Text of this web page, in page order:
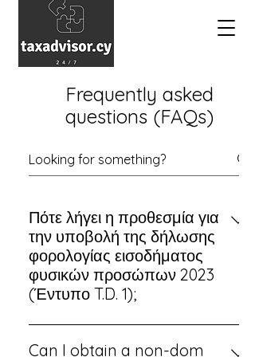
Frequently asked
questions (FAQs)
Πότε λήγει η προθεσμία για
την υποβολή της δήλωσης
φορολογίας εισοδήματος
φυσικών προσώπων 2023
(Έντυπο T.D. 1);
Η προθεσμία υποβολής αιτήσεων
παρατάθηκε έως τις 2 Οκτωβρίου
Can I obtain a non-dom